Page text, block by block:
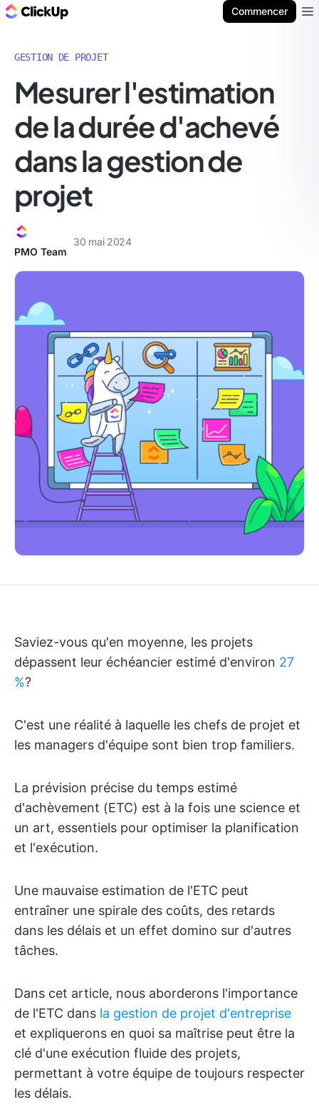
Commencer
GESTION DE PROJET
Mesurer l'estimation
de la durée d'achevé
dans la gestion de
projet
PMO Team
30 mai 2024
Saviez-vous qu'en moyenne, les projets
dépassent leur échéancier estimé d'environ 27
%?
C'est une réalité à laquelle les chefs de projet et
les managers d'équipe sont bien trop familiers.
La prévision précise du temps estimé
d'achèvement (ETC) est à la fois une science et
un art, essentiels pour optimiser la planification
et l'exécution.
Une mauvaise estimation de l'ETC peut
entraîner une spirale des coûts, des retards
dans les délais et un effet domino sur d'autres
tâches.
Dans cet article, nous aborderons l'importance
de l'ETC dans la gestion de projet d'entreprise
et expliquerons en quoi sa maîtrise peut être la
clé d'une exécution fluide des projets,
permettant à votre équipe de toujours respecter
les délais.